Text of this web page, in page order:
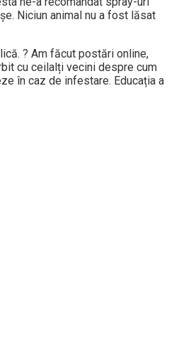
Niciun animal nu a fost lăsat
? Am făcut postări online,
cu ceilalți vecini despre cum
în caz de infestare. Educația a